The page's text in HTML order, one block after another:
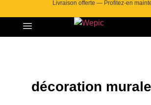
Livraison offerte — Profitez-en
décoration